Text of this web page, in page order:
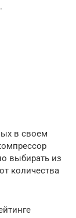
в своем
выбирать из
количества